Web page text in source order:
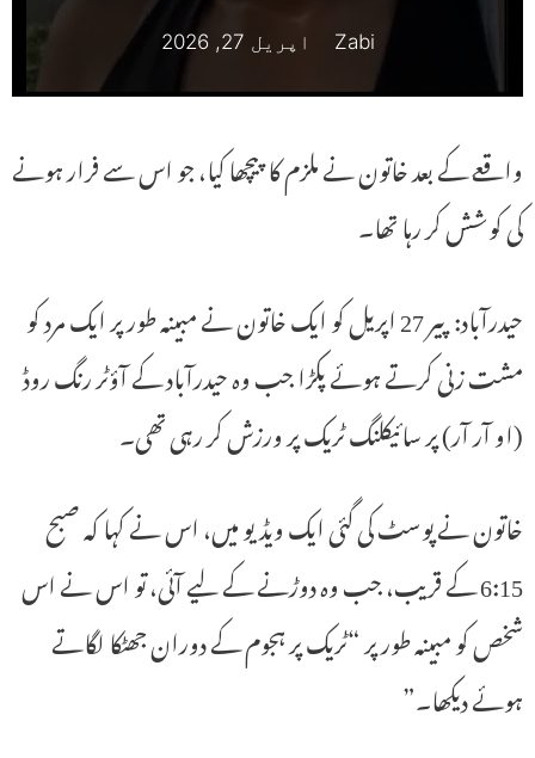
Zabi اپریل 27, 2026
واقعے کے بعد خاتون نے ملزم کا پیچھا کیا، جو اس سے فرار ہونے
کی کوشش کر رہا تھا۔
حیدرآباد: پیر 27 اپریل کو ایک خاتون نے مبینہ طور پر ایک مرد کو
مشت زنی کرتے ہوئے پکڑا جب وہ حیدرآباد کے آؤٹر رنگ روڈ
(او آر آر) پر سائیکلنگ ٹریک پر ورزش کر رہی تھی۔
خاتون نے پوسٹ کی گئی ایک ویڈیو میں، اس نے کہا کہ صبح
6:15 کے قریب، جب وہ دوڑنے کے لیے آئی، تو اس نے اس
شخص کو مبینہ طور پر “ٹریک پر ہجوم کے دوران جھٹکا لگاتے
ہوئے دیکھا۔”